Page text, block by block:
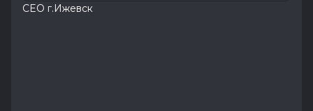
CEO г.Ижевск